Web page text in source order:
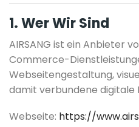
1. Wer Wir Sind
AIRSANG ist ein Anbieter
Commerce-
Webseitengestaltung,
damit verbundene digitale
Webseite: https://